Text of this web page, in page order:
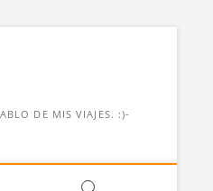
DE MIS VIAJES. :)-